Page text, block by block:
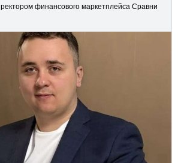
финансового маркетплейса Сравни